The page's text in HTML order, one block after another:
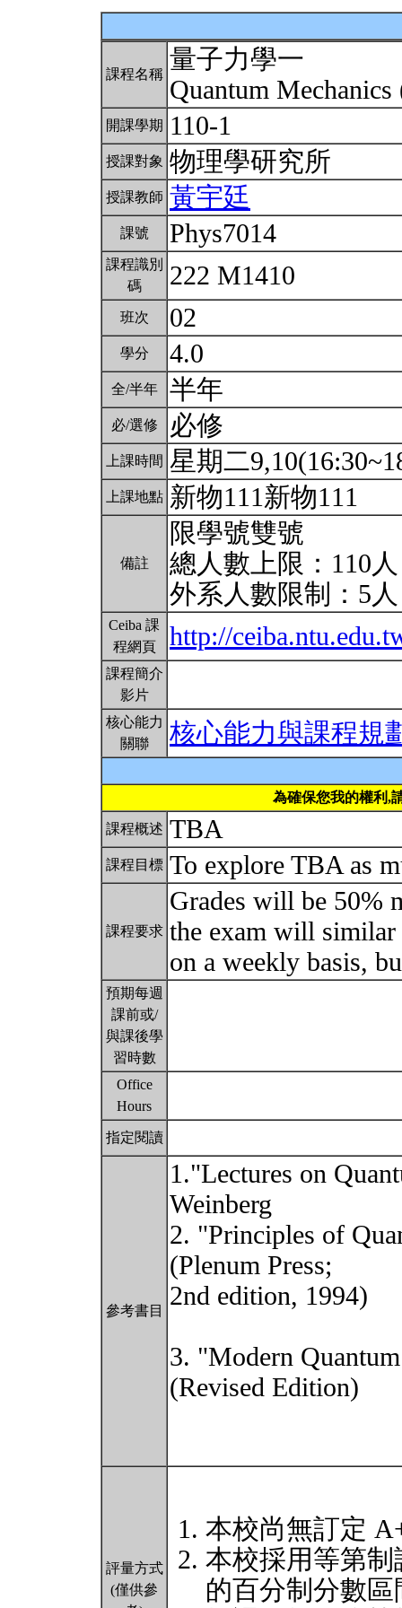
課程名稱 量子力學一
Quantum Mechanics
開課學期 110-1
授課對象 物理學研究所
授課教師 黃宇廷
課號 Phys7014
課程識別
碼
222 M1410
班次 02
學分 4.0
全/半年 半年
必/選修 必修
上課時間 星期二
上課地點 新物111新物111
備註
限學號雙號
總人數上限：110人
外系人數限制：5
Ceiba 課
程網頁
http://
課程簡介
影片
核心能力
關聯
核心能力與課程規
為確保您我的權利,
課程概述 TBA
課程目標 To explore TBA as
課程要求
Grades will be 50%
the exam will
on a weekly basis,
預期每週
課前或/
與課後學
習時數
Office
Hours
指定閱讀
參考書目
1."Lectures on
Weinberg
2. "Principles of
(Plenum Press;
2nd edition, 1994)
3. "Modern
(Revised Edition)
評量方式
(僅供參
本校尚無訂定
本校採用等第
的百分制分數